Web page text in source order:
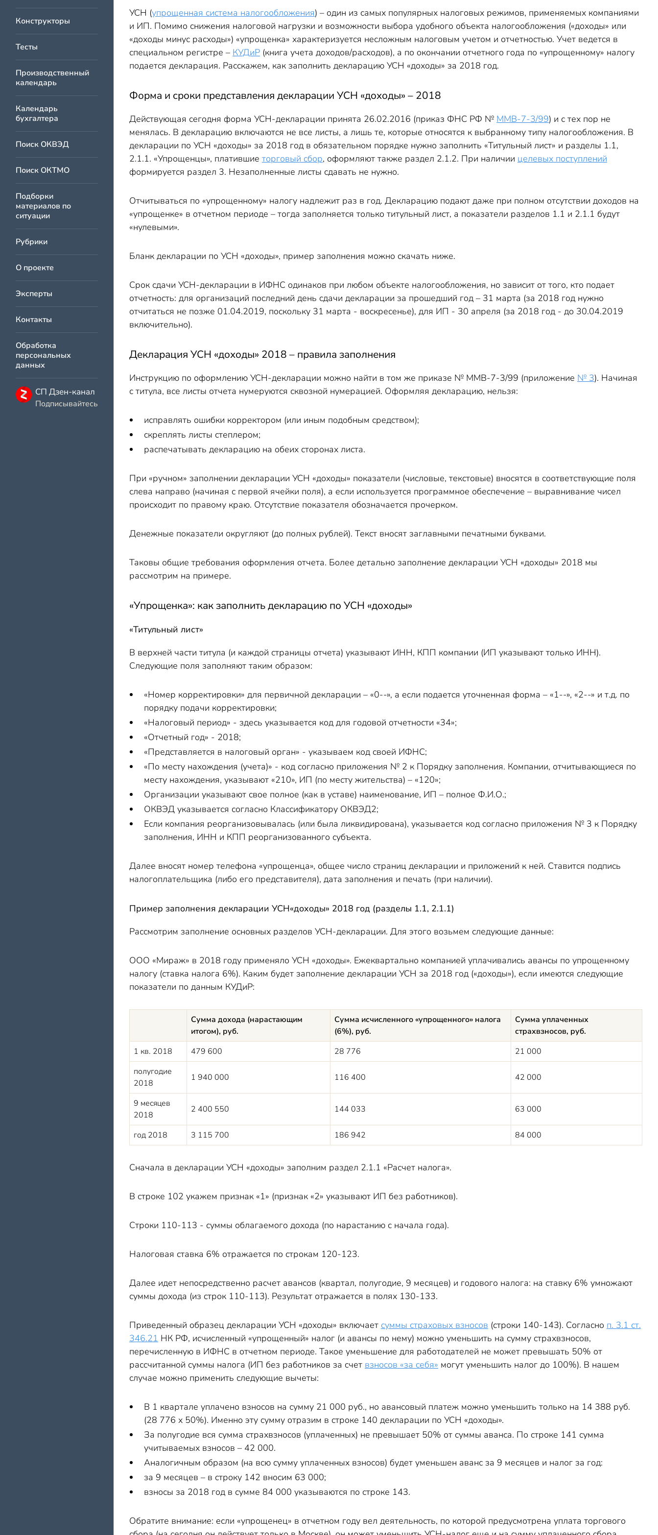
Конструкторы
Тесты
Производственный
календарь
Календарь
бухгалтера
Поиск ОКВЭД
Поиск ОКТМО
Подборки
материалов по
ситуации
Рубрики
О проекте
Эксперты
Контакты
Обработка
персональных
данных
СП Дзен-канал
Подписывайтесь
Декларация УСН «доходы» 2018: образец заполнения
УСН (упрощенная система налогообложения) – один из самых популярных налоговых режимов, применяемых компаниями
и ИП. Помимо снижения налоговой нагрузки и возможности выбора удобного объекта налогообложения («доходы» или
«доходы минус расходы») «упрощенка» характеризуется несложным налоговым учетом и отчетностью. Учет ведется в
специальном регистре – КУДиР (книга учета доходов/расходов), а по окончании отчетного года по «упрощенному» налогу
подается декларация. Расскажем, как заполнить декларацию УСН «доходы» за 2018 год.
Форма и сроки представления декларации УСН «доходы» – 2018
Действующая сегодня форма УСН-декларации принята 26.02.2016 (приказ ФНС РФ № ММВ-7-3/99) и с тех пор не
менялась. В декларацию включаются не все листы, а лишь те, которые относятся к выбранному типу налогообложения. В
декларации по УСН «доходы» за 2018 год в обязательном порядке нужно заполнить «Титульный лист» и разделы 1.1,
2.1.1. «Упрощенцы», платившие торговый сбор, оформляют также раздел 2.1.2. При наличии целевых поступлений
формируется раздел 3. Незаполненные листы сдавать не нужно.
Отчитываться по «упрощенному» налогу надлежит раз в год. Декларацию подают даже при полном отсутствии доходов на
«упрощенке» в отчетном периоде – тогда заполняется только титульный лист, а показатели разделов 1.1 и 2.1.1 будут
«нулевыми».
Бланк декларации по УСН «доходы», пример заполнения можно скачать ниже.
Срок сдачи УСН-декларации в ИФНС одинаков при любом объекте налогообложения, но зависит от того, кто подает
отчетность: для организаций последний день сдачи декларации за прошедший год – 31 марта (за 2018 год нужно
отчитаться не позже 01.04.2019, поскольку 31 марта - воскресенье), для ИП - 30 апреля (за 2018 год - до 30.04.2019
включительно).
Декларация УСН «доходы» 2018 – правила заполнения
Инструкцию по оформлению УСН-декларации можно найти в том же приказе № ММВ-7-3/99 (приложение № 3). Начиная
с титула, все листы отчета нумеруются сквозной нумерацией. Оформляя декларацию, нельзя:
исправлять ошибки корректором (или иным подобным средством);
скреплять листы степлером;
распечатывать декларацию на обеих сторонах листа.
При «ручном» заполнении декларации УСН «доходы» показатели (числовые, текстовые) вносятся в соответствующие поля
слева направо (начиная с первой ячейки поля), а если используется программное обеспечение – выравнивание чисел
происходит по правому краю. Отсутствие показателя обозначается прочерком.
Денежные показатели округляют (до полных рублей). Текст вносят заглавными печатными буквами.
Таковы общие требования оформления отчета. Более детально заполнение декларации УСН «доходы» 2018 мы
рассмотрим на примере.
«Упрощенка»: как заполнить декларацию по УСН «доходы»
«Титульный лист»
В верхней части титула (и каждой страницы отчета) указывают ИНН, КПП компании (ИП указывают только ИНН).
Следующие поля заполняют таким образом:
«Номер корректировки» для первичной декларации – «0--», а если подается уточненная форма – «1--», «2--» и т.д. по
порядку подачи корректировки;
«Налоговый период» - здесь указывается код для годовой отчетности «34»;
«Отчетный год» - 2018;
«Представляется в налоговый орган» - указываем код своей ИФНС;
«По месту нахождения (учета)» - код согласно приложения № 2 к Порядку заполнения. Компании, отчитывающиеся по
месту нахождения, указывают «210», ИП (по месту жительства) – «120»;
Организации указывают свое полное (как в уставе) наименование, ИП – полное Ф.И.О.;
ОКВЭД указывается согласно Классификатору ОКВЭД2;
Если компания реорганизовывалась (или была ликвидирована), указывается код согласно приложения № 3 к Порядку
заполнения, ИНН и КПП реорганизованного субъекта.
Далее вносят номер телефона «упрощенца», общее число страниц декларации и приложений к ней. Ставится подпись
налогоплательщика (либо его представителя), дата заполнения и печать (при наличии).
Пример заполнения декларации УСН«доходы» 2018 год (разделы 1.1, 2.1.1)
Рассмотрим заполнение основных разделов УСН-декларации. Для этого возьмем следующие данные:
ООО «Мираж» в 2018 году применяло УСН «доходы». Ежеквартально компанией уплачивались авансы по упрощенному
налогу (ставка налога 6%). Каким будет заполнение декларации УСН за 2018 год («доходы»), если имеются следующие
показатели по данным КУДиР:
Сумма дохода (нарастающим
итогом), руб.
Сумма исчисленного «упрощенного» налога
(6%), руб.
Сумма уплаченных
страхвзносов, руб.
1 кв. 2018
479 600 28 776
21 000
полугодие
2018
1 940 000 116 400 42 000
9 месяцев
2018
2 400 550 144 033 63 000
год 2018 3 115 700 186 942 84 000
Сначала в декларации УСН «доходы» заполним раздел 2.1.1 «Расчет налога».
В строке 102 укажем признак «1» (признак «2» указывают ИП без работников).
Строки 110-113 - суммы облагаемого дохода (по нарастанию с начала года).
Налоговая ставка 6% отражается по строкам 120-123.
Далее идет непосредственно расчет авансов (квартал, полугодие, 9 месяцев) и годового налога: на ставку 6% умножают
суммы дохода (из строк 110-113). Результат отражается в полях 130-133.
Приведенный образец декларации УСН «доходы» включает суммы страховых взносов (строки 140-143). Согласно п. 3.1 ст.
346.21 НК РФ, исчисленный «упрощенный» налог (и авансы по нему) можно уменьшить на сумму страхвзносов,
перечисленную в ИФНС в отчетном периоде. Такое уменьшение для работодателей не может превышать 50% от
рассчитанной суммы налога (ИП без работников за счет взносов «за себя» могут уменьшить налог до 100%). В нашем
случае можно применить следующие вычеты:
В 1 квартале уплачено взносов на сумму 21 000 руб., но авансовый платеж можно уменьшить только на 14 388 руб.
(28 776 х 50%). Именно эту сумму отразим в строке 140 декларации по УСН «доходы».
За полугодие вся сумма страхвзносов (уплаченных) не превышает 50% от суммы аванса. По строке 141 сумма
учитываемых взносов – 42 000.
Аналогичным образом (на всю сумму уплаченных взносов) будет уменьшен аванс за 9 месяцев и налог за год:
за 9 месяцев – в строку 142 вносим 63 000;
взносы за 2018 год в сумме 84 000 указываются по строке 143.
Обратите внимание: если «упрощенец» в отчетном году вел деятельность, по которой предусмотрена уплата торгового